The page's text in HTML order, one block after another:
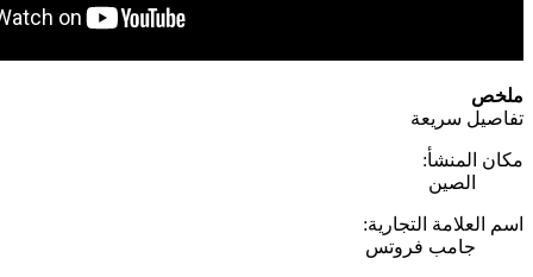
ملخص
تفاصيل سريعة
مكان المنشأ:
الصين
اسم العلامة التجارية:
جامب فروتس